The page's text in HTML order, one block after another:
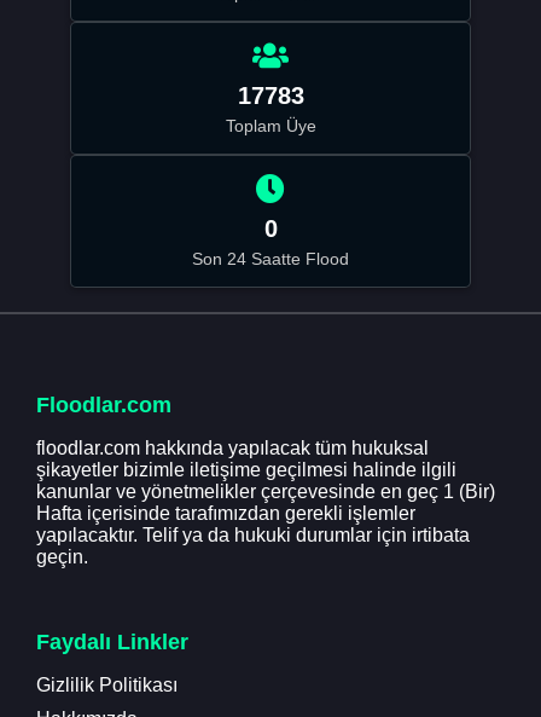
17783
Toplam Üye
0
Son 24 Saatte Flood
Floodlar.com
floodlar.com hakkında yapılacak tüm hukuksal
şikayetler bizimle iletişime geçilmesi halinde ilgili
kanunlar ve yönetmelikler çerçevesinde en geç 1 (Bir)
Hafta içerisinde tarafımızdan gerekli işlemler
yapılacaktır. Telif ya da hukuki durumlar için irtibata
geçin.
Faydalı Linkler
Gizlilik Politikası